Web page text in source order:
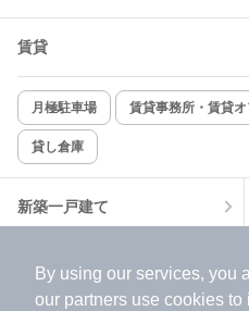
By using our services, you
our partners use cookies to
新着のみ
該当件数:
14
賃貸
月極駐車場 賃貸事務所・賃貸オ
貸し倉庫
新築一戸建て
中古一戸建て